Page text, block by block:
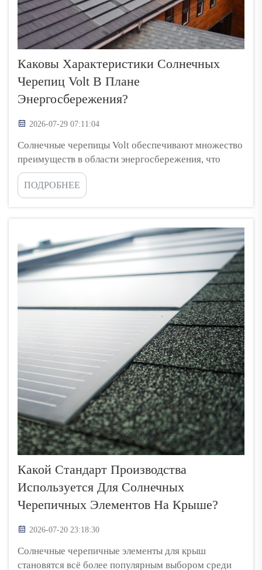
Каковы Характеристики Солнечных
Черепиц Volt В Плане
Энергосбережения?
2026-07-29 07:11:04
Солнечные черепицы Volt обеспечивают множество
преимуществ в области энергосбережения, что
существенно влияет на жизнь домовладельцев. Во-
первых, они улавливают солнечный свет и
преобразуют его в электричество, которое можно
можете значительно меньше зависеть от
электроэнергии...
ПОДРОБНЕЕ
Какой Стандарт Производства
Используется Для Солнечных
Черепичных Элементов На Крыше?
2026-07-20 23:18:30
Солнечные черепичные элементы для крыш
становятся всё более популярным выбором среди